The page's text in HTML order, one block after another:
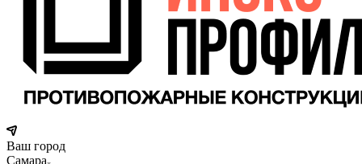
Ваш город
Самара